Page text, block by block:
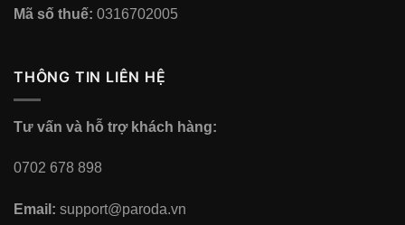
Mã số thuế: 0316702005
THÔNG TIN LIÊN HỆ
Tư vấn và hỗ trợ khách hàng:
0702 678 898
Email: support@paroda.vn